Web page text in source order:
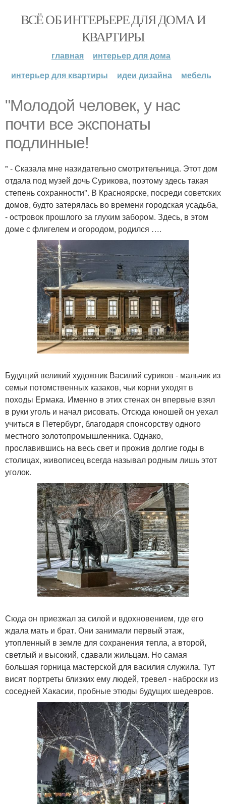
ВСЁ ОБ ИНТЕРЬЕРЕ ДЛЯ ДОМА И
КВАРТИРЫ
главная
интерьер для дома
интерьер для квартиры
идеи дизайна мебель
"Молодой человек, у нас
почти все экспонаты
подлинные!
" - Сказала мне назидательно смотрительница. Этот дом
отдала под музей дочь Сурикова, поэтому здесь такая
степень сохранности". В Красноярске, посреди советских
домов, будто затерялась во времени городская усадьба,
- островок прошлого за глухим забором. Здесь, в этом
доме с флигелем и огородом, родился ….
Будущий великий художник Василий суриков - мальчик из
семьи потомственных казаков, чьи корни уходят в
походы Ермака. Именно в этих стенах он впервые взял
в руки уголь и начал рисовать. Отсюда юношей он уехал
учиться в Петербург, благодаря спонсорству одного
местного золотопромышленника. Однако,
прославившись на весь свет и прожив долгие годы в
столицах, живописец всегда называл родным лишь этот
уголок.
Сюда он приезжал за силой и вдохновением, где его
ждала мать и брат. Они занимали первый этаж,
утопленный в земле для сохранения тепла, а второй,
светлый и высокий, сдавали жильцам. Но самая
большая горница мастерской для василия служила. Тут
висят портреты близких ему людей, тревел - наброски из
соседней Хакасии, пробные этюды будущих шедевров.